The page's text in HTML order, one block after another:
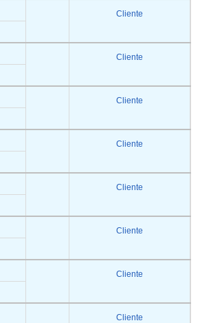
Cliente
Cliente
Cliente
Cliente
Cliente
Cliente
Cliente
Cliente